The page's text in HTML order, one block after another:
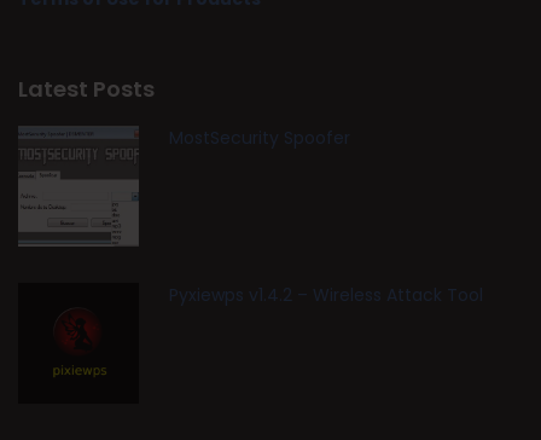
Latest Posts
MostSecurity Spoofer
Pyxiewps v1.4.2 – Wireless Attack Tool